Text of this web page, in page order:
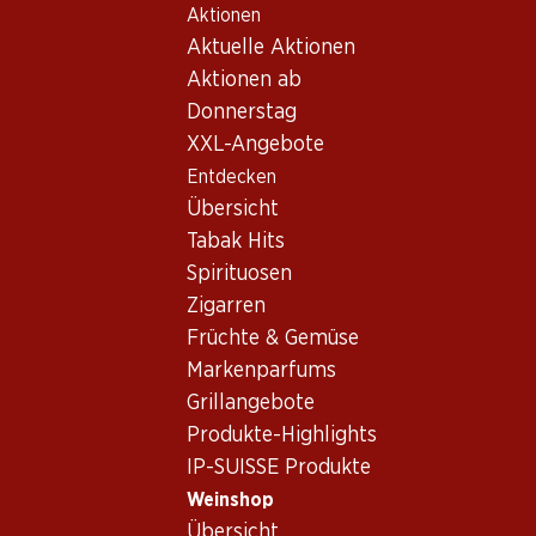
Aktionen
Aktuelle Aktionen
Aktionen ab
Donnerstag
XXL-Angebote
Entdecken
Übersicht
Tabak Hits
Spirituosen
Zigarren
Früchte & Gemüse
Markenparfums
Grillangebote
Produkte-Highlights
IP-SUISSE Produkte
Weinshop
Wein/Champagner
Südtirol
Cantina Terlan Tradition Gewürztraminer Alto Adige DOC
Vorderseite Rückseite Verpackung